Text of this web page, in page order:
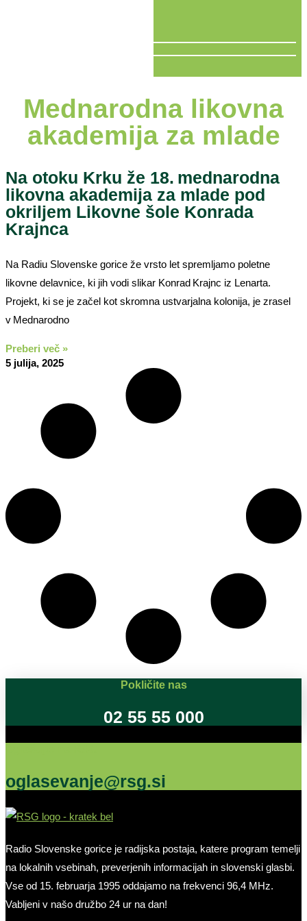
Mednarodna likovna
akademija za mlade
Na otoku Krku že 18. mednarodna
likovna akademija za mlade pod
okriljem Likovne šole Konrada
Krajnca
Na Radiu Slovenske gorice že vrsto let spremljamo poletne
likovne delavnice, ki jih vodi slikar Konrad Krajnc iz Lenarta.
Projekt, ki se je začel kot skromna ustvarjalna kolonija, je zrasel
v Mednarodno
Preberi več »
5 julija, 2025
Pokličite nas
02 55 55 000
oglasevanje@rsg.si
Radio Slovenske gorice je radijska postaja, katere program temelji
na lokalnih vsebinah, preverjenih informacijah in slovenski glasbi.
Vse od 15. februarja 1995 oddajamo na frekvenci 96,4 MHz.
Vabljeni v našo družbo 24 ur na dan!